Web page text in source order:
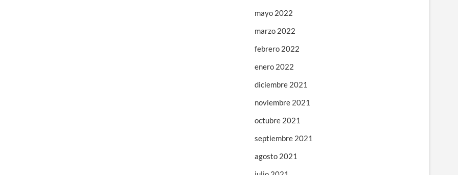
mayo 2022
marzo 2022
febrero 2022
enero 2022
diciembre 2021
noviembre 2021
octubre 2021
septiembre 2021
agosto 2021